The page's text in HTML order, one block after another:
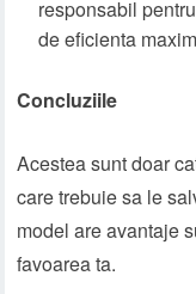
responsabil
de eficienta
Concluziile
Acestea sunt doar
care trebuie sa le
model are avantaje
favoarea ta.